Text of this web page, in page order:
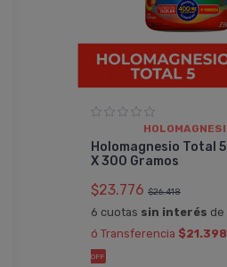
Holomagnesio Integral En
Holomagnesio Total
X 300 Gramos
$23.776 $26.418
6 cuotas sin interés de
ó Transferencia $21.398
OFF